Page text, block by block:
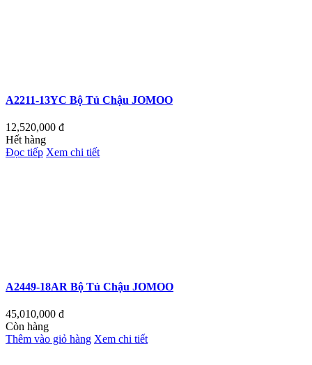
A2211-13YC Bộ Tủ Chậu JOMOO
12,520,000 đ
Hết hàng
Đọc tiếp Xem chi tiết
A2449-18AR Bộ Tủ Chậu JOMOO
45,010,000 đ
Còn hàng
Thêm vào giỏ hàng Xem chi tiết